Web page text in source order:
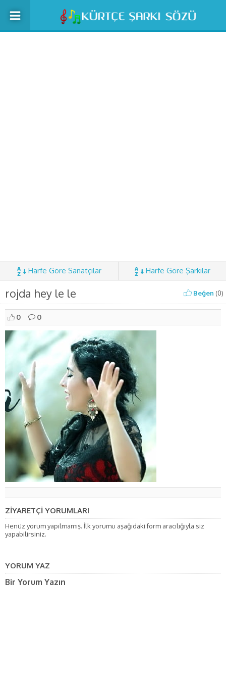
Harfe Göre Sanatçılar Harfe Göre Şarkılar
rojda hey le le Beğen (0)
0 0
ZİYARETÇİ YORUMLARI
Henüz yorum yapılmamış. İlk yorumu aşağıdaki form aracılığıyla siz
yapabilirsiniz.
YORUM YAZ
Bir Yorum Yazın